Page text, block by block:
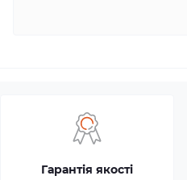
Гарантія якості